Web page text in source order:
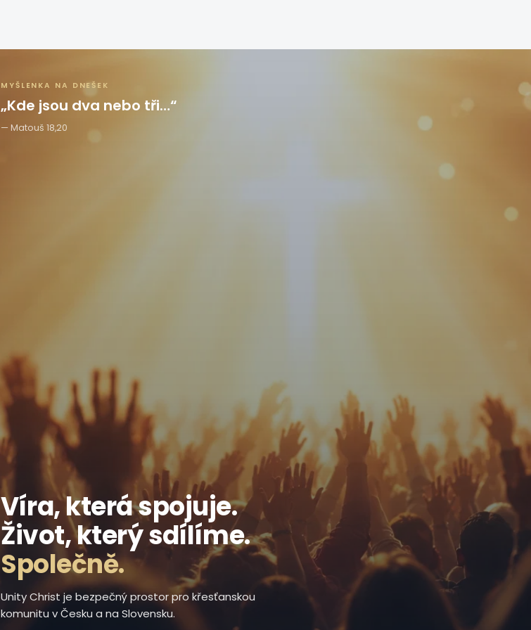
Víra, která spojuje.
Život, který sdílíme.
Společně.
Unity Christ je bezpečný prostor pro křesťanskou
komunitu v Česku a na Slovensku.
MYŠLENKA NA DNEŠEK
„Kde jsou dva nebo tři…“
Matouš 18,20